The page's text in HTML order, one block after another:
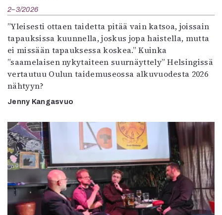
2–3/2026
”Yleisesti ottaen taidetta pitää vain katsoa, joissain
tapauksissa kuunnella, joskus jopa haistella, mutta
ei missään tapauksessa koskea.” Kuinka
”saamelaisen nykytaiteen suurnäyttely” Helsingissä
vertautuu Oulun taidemuseossa alkuvuodesta 2026
nähtyyn?
Jenny Kangasvuo